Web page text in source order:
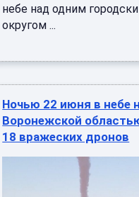
небе над одним
округом ...
Ночью 22 июня в небе
Воронежской
18 вражеских дронов